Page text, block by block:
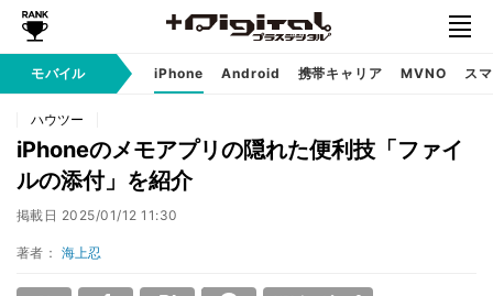
モバイル iPhone Android 携帯キャリア MVNO ス
ハウツー
iPhoneのメモアプリの隠れた便利技「ファイ
ルの添付」を紹介
掲載日 2025/01/12 11:30
著者： 海上忍